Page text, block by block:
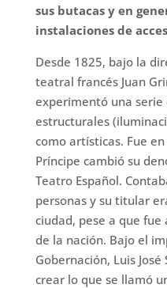
sus butacas y en
instalaciones de
Desde 1825, bajo la
teatral francés Juan
experimentó una
estructurales
como artísticas. Fue
Príncipe cambió su
Teatro Español.
personas y su titular
ciudad,​ pese a que
de la nación. Bajo el
Gobernación, Luis
crear lo que se llamó